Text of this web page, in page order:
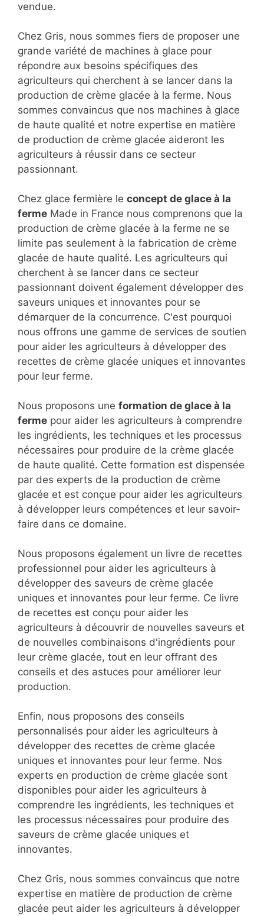
vendue.
Chez Gris, nous sommes fiers de proposer une
grande variété de machines à glace pour
répondre aux besoins spécifiques des
agriculteurs qui cherchent à se lancer dans la
production de crème glacée à la ferme. Nous
sommes convaincus que nos machines à glace
de haute qualité et notre expertise en matière
de production de crème glacée aideront les
agriculteurs à réussir dans ce secteur
passionnant.
Chez glace fermière le concept de glace à la
ferme Made in France nous comprenons que la
production de crème glacée à la ferme ne se
limite pas seulement à la fabrication de crème
glacée de haute qualité. Les agriculteurs qui
cherchent à se lancer dans ce secteur
passionnant doivent également développer des
saveurs uniques et innovantes pour se
démarquer de la concurrence. C'est pourquoi
nous offrons une gamme de services de soutien
pour aider les agriculteurs à développer des
recettes de crème glacée uniques et innovantes
pour leur ferme.
Nous proposons une formation de glace à la
ferme pour aider les agriculteurs à comprendre
les ingrédients, les techniques et les processus
nécessaires pour produire de la crème glacée
de haute qualité. Cette formation est dispensée
par des experts de la production de crème
glacée et est conçue pour aider les agriculteurs
à développer leurs compétences et leur savoir-
faire dans ce domaine.
Nous proposons également un livre de recettes
professionnel pour aider les agriculteurs à
développer des saveurs de crème glacée
uniques et innovantes pour leur ferme. Ce livre
de recettes est conçu pour aider les
agriculteurs à découvrir de nouvelles saveurs et
de nouvelles combinaisons d'ingrédients pour
leur crème glacée, tout en leur offrant des
conseils et des astuces pour améliorer leur
production.
Enfin, nous proposons des conseils
personnalisés pour aider les agriculteurs à
développer des recettes de crème glacée
uniques et innovantes pour leur ferme. Nos
experts en production de crème glacée sont
disponibles pour aider les agriculteurs à
comprendre les ingrédients, les techniques et
les processus nécessaires pour produire des
saveurs de crème glacée uniques et
innovantes.
Chez Gris, nous sommes convaincus que notre
expertise en matière de production de crème
glacée peut aider les agriculteurs à développer